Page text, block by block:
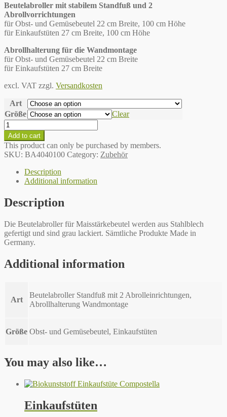
Beutelabroller mit stabilem Standfuß und 2
Abrollvorrichtungen
für Obst- und Gemüsebeutel 22 cm Breite, 100 cm Höhe
für Einkaufstüten 27 cm Breite, 100 cm Höhe
Abrollhalterung für die Wandmontage
für Obst- und Gemüsebeutel 22 cm Breite
für Einkaufstüten 27 cm Breite
excl. VAT zzgl. Versandkosten
Art
Größe
Clear
Beutelabroller
quantity
Add to cart
This product can only be purchased by members.
SKU: BA4040100 Category: Zubehör
Description
Additional information
Description
Die Beutelabroller für Maisstärkebeutel werden aus Stahlblech
gefertigt und sind grau lackiert. Sämtliche Produkte Made in
Germany.
Additional information
Art
Beutelabroller Standfuß mit 2 Abrolleinrichtungen,
Abrollhalterung Wandmontage
Größe Obst- und Gemüsebeutel, Einkaufstüten
You may also like…
Einkaufstüten